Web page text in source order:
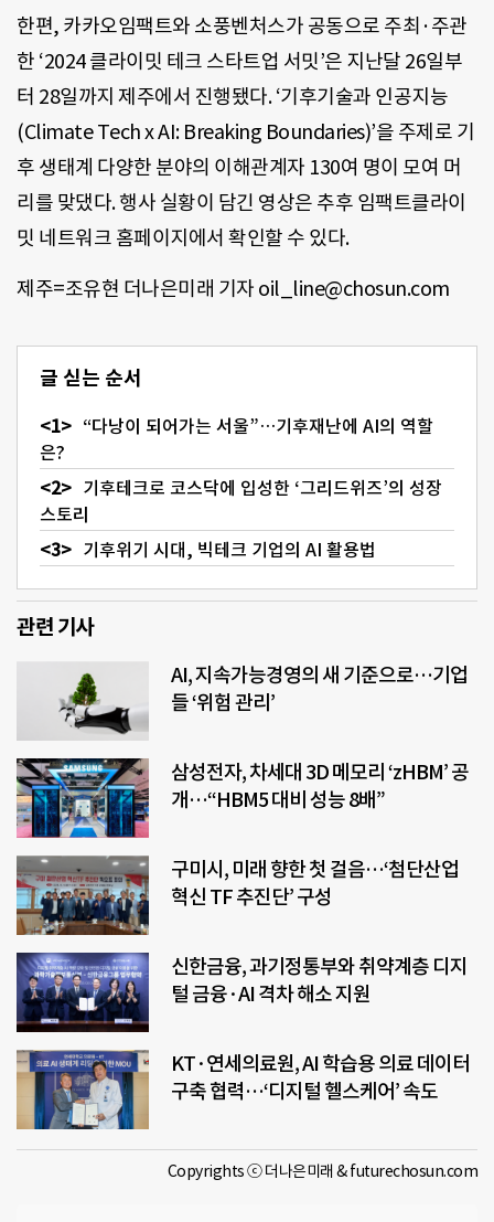
한편, 카카오임팩트와 소풍벤처스가 공동으로 주최·주관
한 ‘2024 클라이밋 테크 스타트업 서밋’은 지난달 26일부
터 28일까지 제주에서 진행됐다. ‘기후기술과 인공지능
(Climate Tech x AI: Breaking Boundaries)’을 주제로 기
후 생태계 다양한 분야의 이해관계자 130여 명이 모여 머
리를 맞댔다. 행사 실황이 담긴 영상은 추후 임팩트클라이
밋 네트워크 홈페이지에서 확인할 수 있다.
제주=조유현 더나은미래 기자 oil_line@chosun.com
글 싣는 순서
“다낭이 되어가는 서울”…기후재난에 AI의 역할
은?
기후테크로 코스닥에 입성한 ‘그리드위즈’의 성장
스토리
기후위기 시대, 빅테크 기업의 AI 활용법
관련 기사
AI, 지속가능경영의 새 기준으로…기업
들 ‘위험 관리’
삼성전자, 차세대 3D 메모리 ‘zHBM’ 공
개…“HBM5 대비 성능 8배”
구미시, 미래 향한 첫 걸음…‘첨단산업
혁신 TF 추진단’ 구성
신한금융, 과기정통부와 취약계층 디지
털 금융·AI 격차 해소 지원
KT·연세의료원, AI 학습용 의료 데이터
구축 협력…‘디지털 헬스케어’ 속도
Copyrights ⓒ 더나은미래 & futurechosun.com